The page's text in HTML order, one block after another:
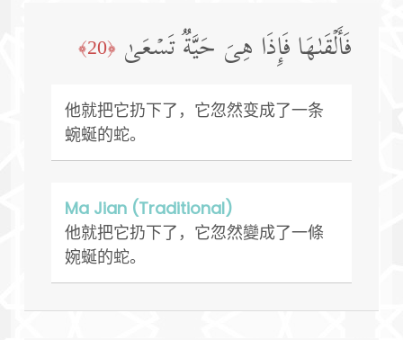
فَأَلۡقَىٰهَا فَإِذَا هِیَ حَیَّةࣱ تَسۡعَىٰ ﴿20﴾
他就把它扔下了，它忽然变成了一条
蜿蜒的蛇。
Ma Jian (Traditional)
他就把它扔下了，它忽然變成了一條
婉蜒的蛇。